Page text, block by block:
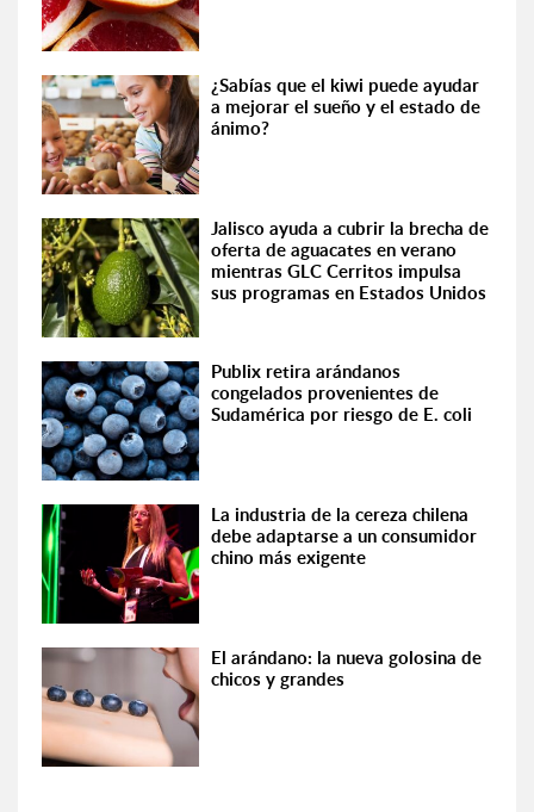
¿Sabías que el kiwi puede ayudar
a mejorar el sueño y el estado de
ánimo?
Jalisco ayuda a cubrir la brecha de
oferta de aguacates en verano
mientras GLC Cerritos impulsa
sus programas en Estados Unidos
Publix retira arándanos
congelados provenientes de
Sudamérica por riesgo de E. coli
La industria de la cereza chilena
debe adaptarse a un consumidor
chino más exigente
El arándano: la nueva golosina de
chicos y grandes